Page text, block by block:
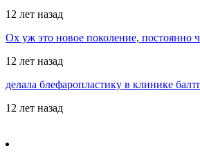
12 лет назад
Ох уж это новое поколение, постоянно
12 лет назад
делала блефаропластику в клинике
12 лет назад